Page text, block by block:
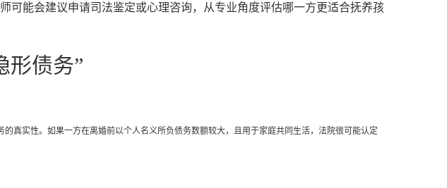
可能会建议申请司法鉴定或心理咨询，从专业角度评估哪一方更适合抚养孩
形债务”
真实性。如果一方在离婚前以个人名义所负债务数额较大，且用于家庭共同生活，法院很可能认定